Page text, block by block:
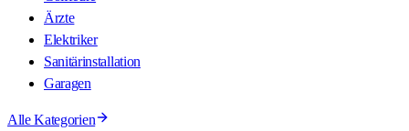
Ärzte
Elektriker
Sanitärinstallation
Garagen
Alle Kategorien